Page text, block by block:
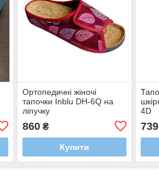
Ортопедичні жіночі
тапочки Inblu DH-6Q на
ліпучку
860₴
Купити
4D
739